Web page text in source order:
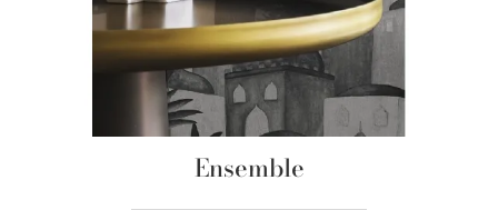
Ensemble